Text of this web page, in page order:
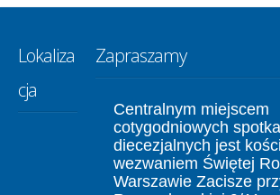
Lokaliza
cja
Zapraszamy
Centralnym miejscem
cotygodniowych
diecezjalnych jest
wezwaniem Świętej
Warszawie Zacisze